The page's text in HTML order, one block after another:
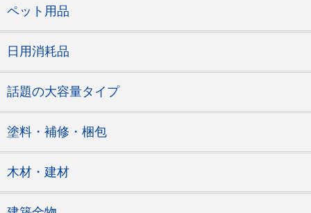
ペット用品
日用消耗品
話題の大容量タイプ
塗料・補修・梱包
木材・建材